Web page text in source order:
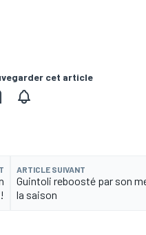
cet article
ARTICLE SUIVANT
Guintoli reboosté par son
la saison